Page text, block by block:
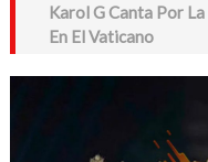
Karol G Canta Por
En El Vaticano